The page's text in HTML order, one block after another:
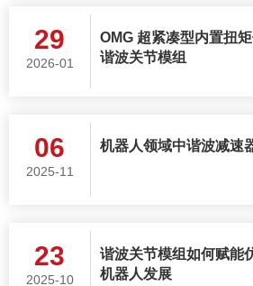
29
2026-01
OMG 超紧凑型内置扭
谐波关节模组
06
2025-11
机器人领域中谐波减速
23
2025-10
谐波关节模组如何赋能
机器人发展